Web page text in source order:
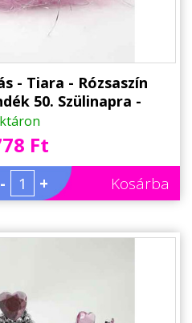
- Tiara - Rózsaszín
50. Szülinapra -
Party Kellék
Ft
- + Kosárba